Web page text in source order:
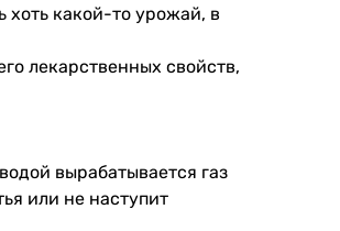
хоть какой-то урожай, в
лекарственных свойств,
вырабатывается газ
или не наступит